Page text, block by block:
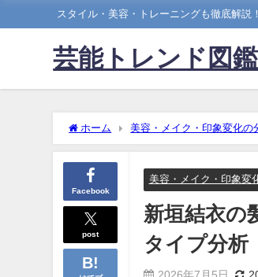
スタイル・美容・トレーニングも徹底解説
芸能トレンド図鑑
ホーム 美容・メイク・印象変化の
Facebook
post
美容・メイク・印象変
新垣結衣の
タイプ分析
2026年7月5日